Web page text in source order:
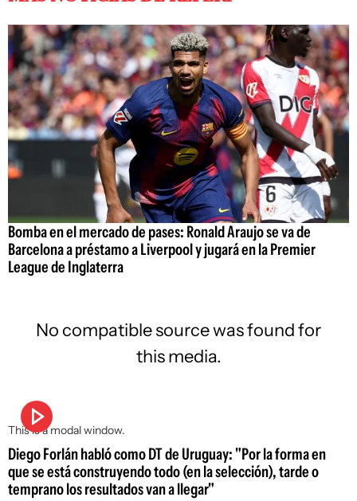
Bomba en el mercado de pases: Ronald Araujo se va de
Barcelona a préstamo a Liverpool y jugará en la Premier
League de Inglaterra
This is a modal window.
No compatible source was found for
this media.
Diego Forlán habló como DT de Uruguay: "Por la forma en
que se está construyendo todo (en la selección), tarde o
temprano los resultados van a llegar"